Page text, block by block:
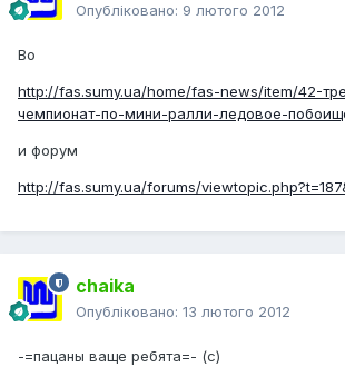
Опубліковано: 9 лютого 2012
Во
http://fas.sumy.ua/home/fas-news/item/42-
чемпионат-по-мини-ралли-ледовое-
и форум
http://fas.sumy.ua/forums/
chaika
Опубліковано: 13 лютого 2012
-=пацаны ваще ребята=- (с)